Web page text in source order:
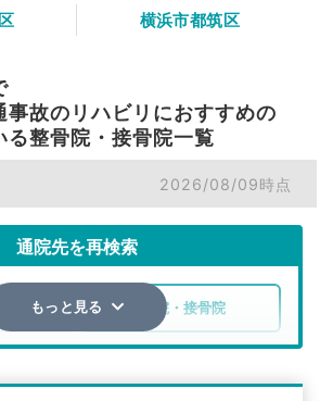
横浜市都筑区
事故のリハビリにおすすめの
る整骨院・接骨院一覧
2026/08/09時点
通院先を再検索
整骨院・接骨院
もっと見る